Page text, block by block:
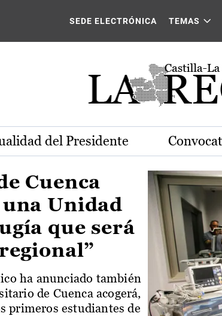
de Castilla-La
SEDE ELECTRÓNICA TEMAS
del Presidente
Cuenca
Unidad
que será
ha anunciado también
de Cuenca acogerá,
primeros estudiantes de